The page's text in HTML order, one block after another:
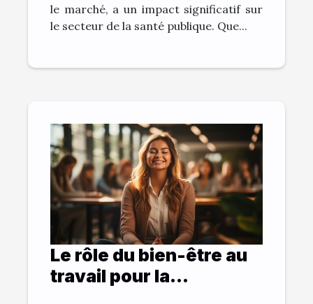
le marché, a un impact significatif sur
le secteur de la santé publique. Que...
Le rôle du bien-être au
travail pour la